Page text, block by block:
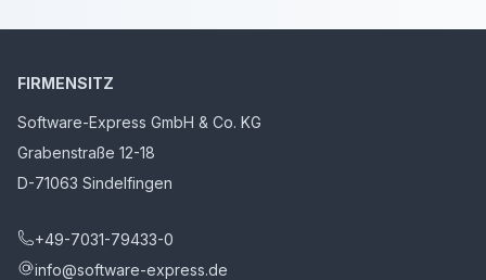
FIRMENSITZ
Software-Express GmbH & Co. KG
Grabenstraße 12-18
D-71063 Sindelfingen
+49-7031-79433-0
info@software-express.de